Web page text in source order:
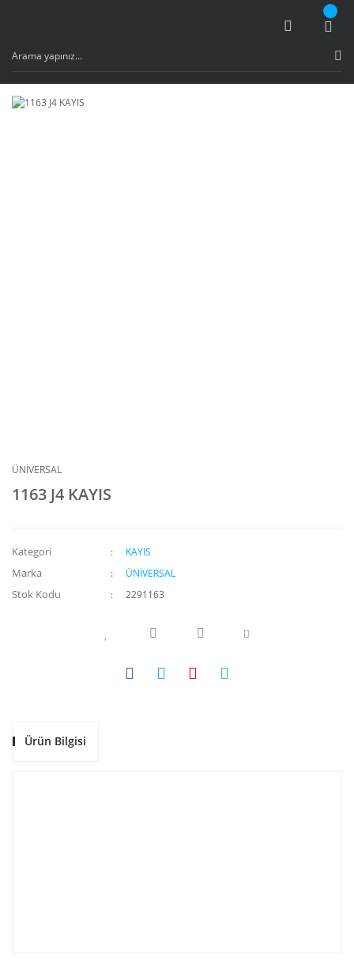
ÜNİVERSAL
1163 J4 KAYIS
Kategori KAYIS
Marka ÜNİVERSAL
Stok Kodu 2291163
Ürün Bilgisi